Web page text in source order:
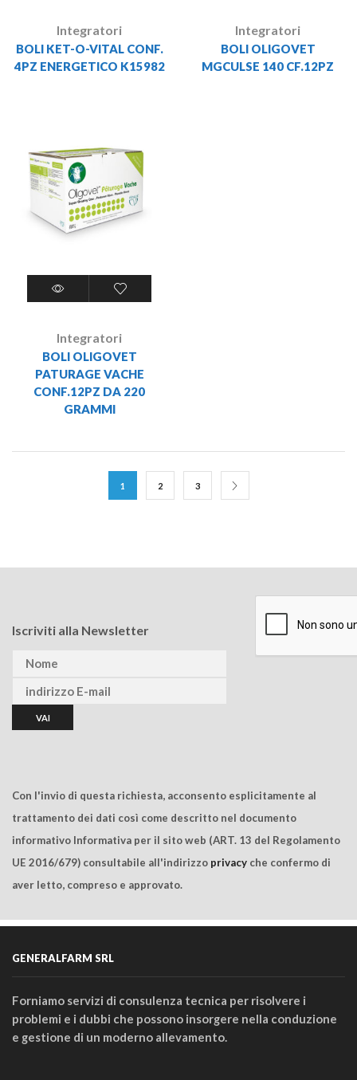
Integratori
BOLI KET-O-VITAL CONF.
4PZ ENERGETICO K15982
Integratori
BOLI OLIGOVET
MGCULSE 140 CF.12PZ
Integratori
BOLI OLIGOVET
PATURAGE VACHE
CONF.12PZ DA 220
GRAMMI
1 2 3
Iscriviti alla Newsletter
Con l'invio di questa richiesta, acconsento esplicitamente al
trattamento dei dati così come descritto nel documento
informativo Informativa per il sito web (ART. 13 del Regolamento
UE 2016/679) consultabile all'indirizzo privacy che confermo di
aver letto, compreso e approvato.
GENERALFARM SRL
Forniamo servizi di consulenza tecnica per risolvere i
problemi e i dubbi che possono insorgere nella conduzione
e gestione di un moderno allevamento.